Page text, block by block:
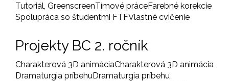
Tutoriál, GreenscreenTímové práceFarebné korekcie
Spolupráca so študentmi FTFVlastné cvičenie
Projekty BC 2. ročník
Charakterová 3D animáciaCharakterová 3D animácia
Dramaturgia príbehuDramaturgia príbehu